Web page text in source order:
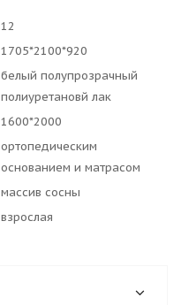
12
1705*2100*920
белый полупрозрачный
полиуретановй лак
1600*2000
ортопедическим
основанием и матрасом
массив сосны
взрослая